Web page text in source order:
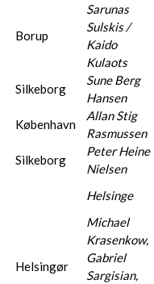
Borup
Sarunas
Sulskis /
Kaido
Kulaots
Silkeborg
Sune Berg
Hansen
København
Allan Stig
Rasmussen
Silkeborg
Peter Heine
Nielsen
Helsinge
Helsingør
Michael
Krasenkow,
Gabriel
Sargisian,